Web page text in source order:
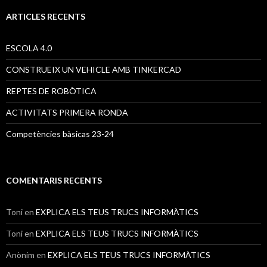
a
ARTICLES RECENTS
ESCOLA 4.0
CONSTRUEIX UN VEHICLE AMB TINKERCAD
REPTES DE ROBÒTICA
ACTIVITATS PRIMERA RONDA
Competències bàsicas 23-24
COMENTARIS RECENTS
Tonien EXPLICA ELS TEUS TRUCS INFORMÀTICS
Tonien EXPLICA ELS TEUS TRUCS INFORMÀTICS
Anònim en EXPLICA ELS TEUS TRUCS INFORMÀTICS